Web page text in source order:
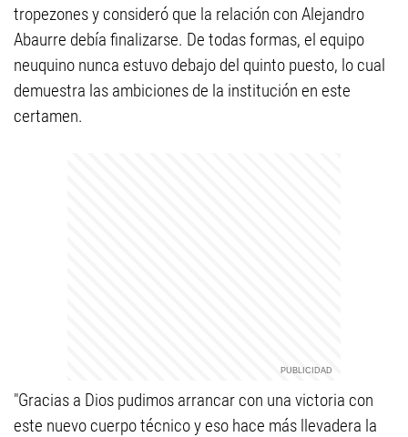
tropezones y consideró que la relación con Alejandro
Abaurre debía finalizarse. De todas formas, el equipo
neuquino nunca estuvo debajo del quinto puesto, lo cual
demuestra las ambiciones de la institución en este
certamen.
"Gracias a Dios pudimos arrancar con una victoria con
este nuevo cuerpo técnico y eso hace más llevadera la